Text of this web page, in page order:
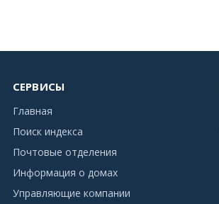
СЕРВИСЫ
Главная
Поиск индекса
Почтовые отделения
Информация о домах
Управляющие компании